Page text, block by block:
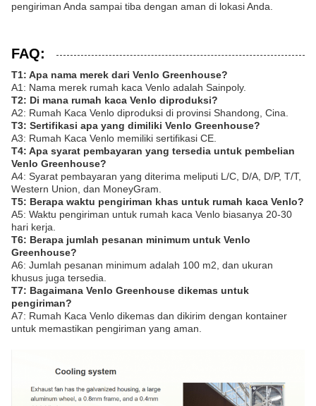
pengiriman Anda sampai tiba dengan aman di lokasi Anda.
FAQ:
T1: Apa nama merek dari Venlo Greenhouse?
A1: Nama merek rumah kaca Venlo adalah Sainpoly.
T2: Di mana rumah kaca Venlo diproduksi?
A2: Rumah Kaca Venlo diproduksi di provinsi Shandong, Cina.
T3: Sertifikasi apa yang dimiliki Venlo Greenhouse?
A3: Rumah Kaca Venlo memiliki sertifikasi CE.
T4: Apa syarat pembayaran yang tersedia untuk pembelian
Venlo Greenhouse?
A4: Syarat pembayaran yang diterima meliputi L/C, D/A, D/P, T/T,
Western Union, dan MoneyGram.
T5: Berapa waktu pengiriman khas untuk rumah kaca Venlo?
A5: Waktu pengiriman untuk rumah kaca Venlo biasanya 20-30
hari kerja.
T6: Berapa jumlah pesanan minimum untuk Venlo
Greenhouse?
A6: Jumlah pesanan minimum adalah 100 m2, dan ukuran
khusus juga tersedia.
T7: Bagaimana Venlo Greenhouse dikemas untuk
pengiriman?
A7: Rumah Kaca Venlo dikemas dan dikirim dengan kontainer
untuk memastikan pengiriman yang aman.